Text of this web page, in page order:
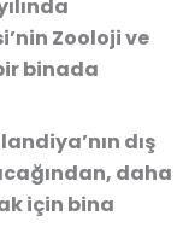
Zooloji ve
binada
dış
daha
için bina